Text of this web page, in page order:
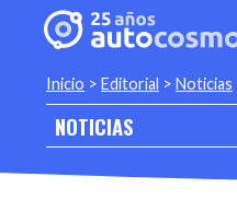
Inicio > Editorial > Noticias
NOTICIAS